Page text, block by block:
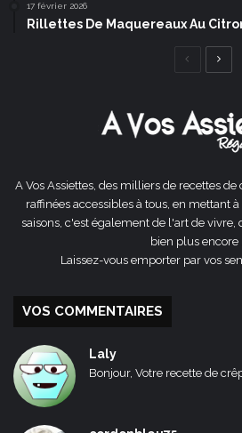
17 février 2026
Rillettes De Maquereaux Au
Page
A Vos Assiettes, des milliers de recettes
raffinées accessibles à tous, en mettant
saisons, c'est également de l'art de vivre,
bien plus encore
Laissez-vous emporter par vos
VOS COMMENTAIRES
Laly
Bonjour, Votre recette de